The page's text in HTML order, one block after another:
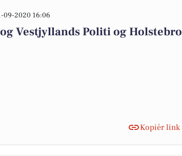
09-2020 16:06
Vestjyllands Politi og Holstebro
Kopiér link